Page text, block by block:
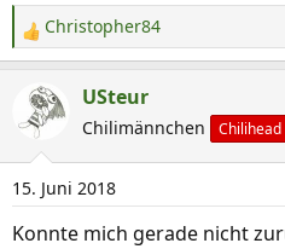
R
e
a
k
i
o
n
Christopher84
USteur
Chilimännchen Chilihead
15. Juni 2018
Konnte mich gerade nicht